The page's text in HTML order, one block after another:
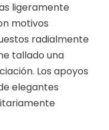
ligeramente
motivos
radialmente
tallado una
Los apoyos
elegantes